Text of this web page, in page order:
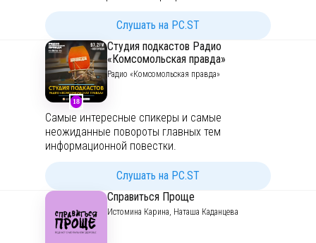
слушайте, когда удобно!
Слушать на PC.ST
18
Студия подкастов Радио
«Комсомольская правда»
Радио «Комсомольская правда»
Самые интересные спикеры и самые
неожиданные повороты главных тем
информационной повестки.
рассказываем о самом интересном за день с
комментариями экспертов.
Слушать на PC.ST
Справиться Проще
Истомина Карина, Наташа Каданцева